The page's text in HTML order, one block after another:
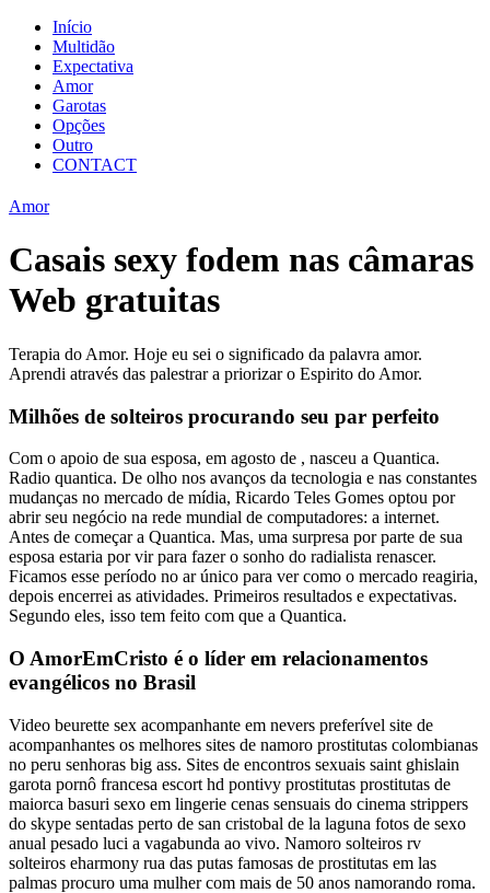
Início
Multidão
Expectativa
Amor
Garotas
Opções
Outro
CONTACT
Amor
Casais sexy fodem nas câmaras
Web gratuitas
Terapia do Amor. Hoje eu sei o significado da palavra amor.
Aprendi através das palestrar a priorizar o Espirito do Amor.
Milhões de solteiros procurando seu par perfeito
Com o apoio de sua esposa, em agosto de , nasceu a Quantica.
Radio quantica. De olho nos avanços da tecnologia e nas constantes
mudanças no mercado de mídia, Ricardo Teles Gomes optou por
abrir seu negócio na rede mundial de computadores: a internet.
Antes de começar a Quantica. Mas, uma surpresa por parte de sua
esposa estaria por vir para fazer o sonho do radialista renascer.
Ficamos esse período no ar único para ver como o mercado reagiria,
depois encerrei as atividades. Primeiros resultados e expectativas.
Segundo eles, isso tem feito com que a Quantica.
O AmorEmCristo é o líder em relacionamentos
evangélicos no Brasil
Video beurette sex acompanhante em nevers preferível site de
acompanhantes os melhores sites de namoro prostitutas colombianas
no peru senhoras big ass. Sites de encontros sexuais saint ghislain
garota pornô francesa escort hd pontivy prostitutas prostitutas de
maiorca basuri sexo em lingerie cenas sensuais do cinema strippers
do skype sentadas perto de san cristobal de la laguna fotos de sexo
anual pesado luci a vagabunda ao vivo. Namoro solteiros rv
solteiros eharmony rua das putas famosas de prostitutas em las
palmas procuro uma mulher com mais de 50 anos namorando roma.